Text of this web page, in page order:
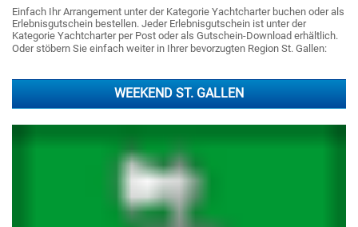
Einfach Ihr Arrangement unter der Kategorie Yachtcharter buchen oder als
Erlebnisgutschein bestellen. Jeder Erlebnisgutschein ist unter der
Kategorie Yachtcharter per Post oder als Gutschein-Download erhältlich.
Oder stöbern Sie einfach weiter in Ihrer bevorzugten Region St. Gallen:
WEEKEND ST. GALLEN